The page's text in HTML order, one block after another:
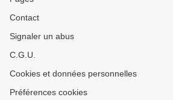
Contact
Signaler un abus
C.G.U.
Cookies et données personnelles
Préférences cookies